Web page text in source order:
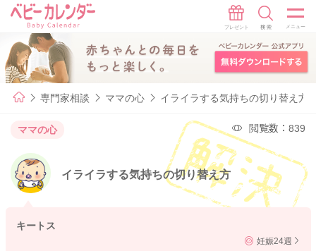
専門家相談 ママの心 イライラする気持ちの切り替え方
ママの心 閲覧数：839
イライラする気持ちの切り替え方
キートス
妊娠24週